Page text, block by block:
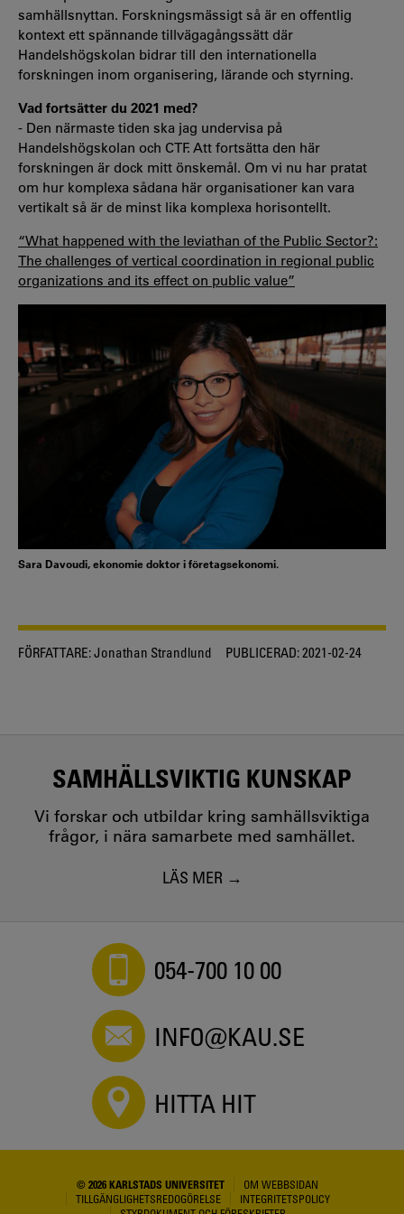
samhällsnyttan. Forskningsmässigt så är en offentlig
kontext ett spännande tillvägagångssätt där
Handelshögskolan bidrar till den internationella
forskningen inom organisering, lärande och styrning.
Vad fortsätter du 2021 med?
- Den närmaste tiden ska jag undervisa på
Handelshögskolan och CTF. Att fortsätta den här
forskningen är dock mitt önskemål. Om vi nu har pratat
om hur komplexa sådana här organisationer kan vara
vertikalt så är de minst lika komplexa horisontellt.
“What happened with the leviathan of the Public Sector?:
The challenges of vertical coordination in regional public
organizations and its effect on public value”
Sara Davoudi, ekonomie doktor i företagsekonomi.
FÖRFATTARE:Jonathan Strandlund PUBLICERAD:2021-02-24
SAMHÄLLSVIKTIG KUNSKAP
Vi forskar och utbildar kring samhällsviktiga
frågor, i nära samarbete med samhället.
LÄS MER
054-700 10 00
INFO@KAU.SE
HITTA HIT
© 2026 KARLSTADS UNIVERSITET
OM WEBBSIDAN
TILLGÄNGLIGHETSREDOGÖRELSE
INTEGRITETSPOLICY